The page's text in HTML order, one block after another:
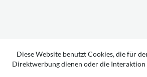
Diese Website benutzt Cookies, die für
Direktwerbung dienen oder die